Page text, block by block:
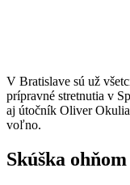
V Bratislave sú už
prípravné stretnutia v
aj útočník Oliver
voľno.
Skúška ohňom